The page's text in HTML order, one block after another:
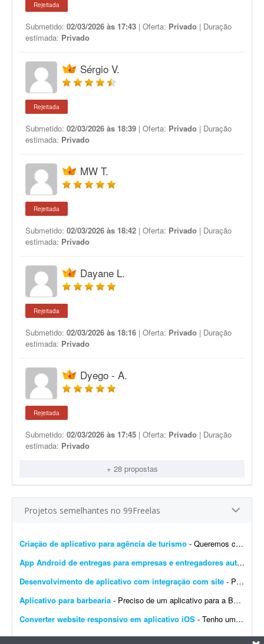
Rejeitada
Submetido: 02/03/2026 às 17:43 | Oferta: Privado | Duração
estimada: Privado
Sérgio V.
Rejeitada
Submetido: 02/03/2026 às 18:39 | Oferta: Privado | Duração
estimada: Privado
MW T.
Rejeitada
Submetido: 02/03/2026 às 18:42 | Oferta: Privado | Duração
estimada: Privado
Dayane L.
Rejeitada
Submetido: 02/03/2026 às 18:16 | Oferta: Privado | Duração
estimada: Privado
Dyego - A.
Rejeitada
Submetido: 02/03/2026 às 17:45 | Oferta: Privado | Duração
estimada: Privado
+ 28 propostas
Projetos semelhantes no 99Freelas
Criação de aplicativo para agência de turismo - Queremos criar um aplicativo para uma agência de turismo que já tem site. Plataforma Android e IOS Um app que seja o site dentro do app,a pessoa acesse o app e tenha as mesmas facili...
App Android de entregas para empresas e entregadores autônomos
Desenvolvimento de aplicativo com integração com site - Procuro desenvolvedor(a) que tenha histórico de desenvolvimento de aplicativos publicados na Google Play e na App Store. Preciso de experiência comprovada e, se possível, que e...
Aplicativo para barbearia - Preciso de um aplicativo para a Barbearia Santana. O aplicativo deve permitir que os clientes escolham o serviço, vejam os horários disponíveis, façam agendamento onlin...
Converter website responsivo em aplicativo iOS - Tenho um website responsivo e preciso transformá-lo em um aplicativo para iPhone, para poder publicá-lo na App Store.